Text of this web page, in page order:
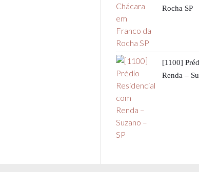
Rocha SP
[1100]
Renda –